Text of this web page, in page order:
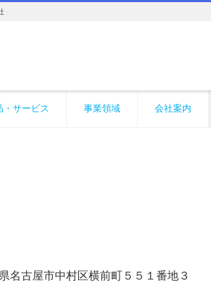
・サービス 事業領域 会社案内
古屋市中村区横前町５５１番地３